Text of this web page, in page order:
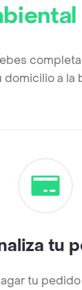
a la
tu
tu